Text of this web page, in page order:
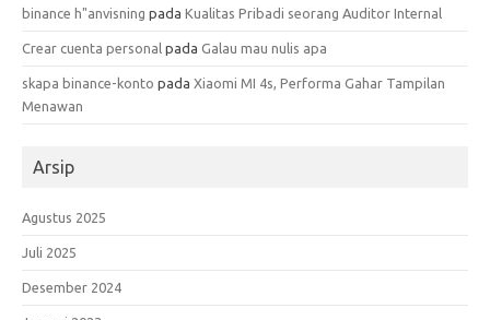
binance h"anvisning pada Kualitas Pribadi seorang Auditor Internal
Crear cuenta personal pada Galau mau nulis apa
skapa binance-konto pada Xiaomi MI 4s, Performa Gahar Tampilan
Menawan
Arsip
Agustus 2025
Juli 2025
Desember 2024